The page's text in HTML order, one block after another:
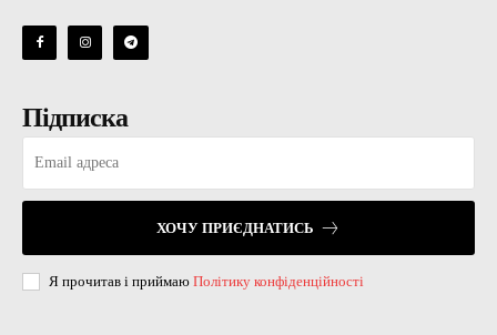
Підписка
ХОЧУ ПРИЄДНАТИСЬ
Я прочитав і приймаю Політику конфіденційності